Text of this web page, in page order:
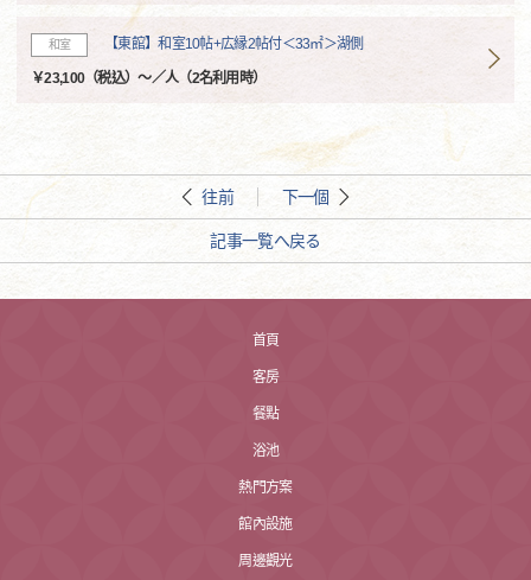
和室 【東館】和室10帖+広縁2帖付＜33㎡＞湖側
￥23,100（税込）～／人（2名利用時）
往前 下一個
記事一覧へ戻る
首頁
客房
餐點
浴池
熱門方案
館內設施
周邊觀光